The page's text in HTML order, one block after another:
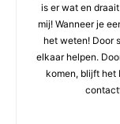
is er wat en
mij! Wanneer je
het weten! Door
elkaar helpen.
komen, blijft het